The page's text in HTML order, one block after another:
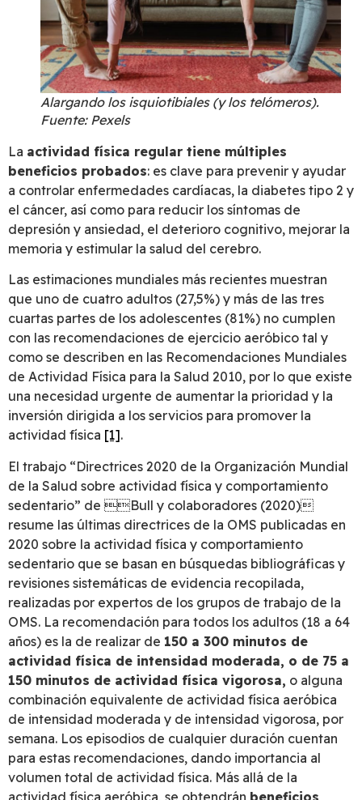
Alargando los isquiotibiales (y los telómeros).
Fuente: Pexels
La actividad física regular tiene múltiples
beneficios probados: es clave para prevenir y ayudar
a controlar enfermedades cardíacas, la diabetes tipo 2 y
el cáncer, así como para reducir los síntomas de
depresión y ansiedad, el deterioro cognitivo, mejorar la
memoria y estimular la salud del cerebro.
Las estimaciones mundiales más recientes muestran
que uno de cuatro adultos (27,5%) y más de las tres
cuartas partes de los adolescentes (81%) no cumplen
con las recomendaciones de ejercicio aeróbico tal y
como se describen en las Recomendaciones Mundiales
de Actividad Física para la Salud 2010, por lo que existe
una necesidad urgente de aumentar la prioridad y la
inversión dirigida a los servicios para promover la
actividad física [1].
El trabajo “Directrices 2020 de la Organización Mundial
de la Salud sobre actividad física y comportamiento
sedentario” de Bull y colaboradores (2020)
resume las últimas directrices de la OMS publicadas en
2020 sobre la actividad física y comportamiento
sedentario que se basan en búsquedas bibliográficas y
revisiones sistemáticas de evidencia recopilada,
realizadas por expertos de los grupos de trabajo de la
OMS. La recomendación para todos los adultos (18 a 64
años) es la de realizar de 150 a 300 minutos de
actividad física de intensidad moderada, o de 75 a
150 minutos de actividad física vigorosa, o alguna
combinación equivalente de actividad física aeróbica
de intensidad moderada y de intensidad vigorosa, por
semana. Los episodios de cualquier duración cuentan
para estas recomendaciones, dando importancia al
volumen total de actividad física. Más allá de la
actividad física aeróbica, se obtendrán beneficios